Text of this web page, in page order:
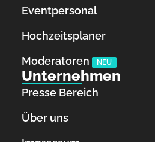
Eventpersonal
Hochzeitsplaner
Moderatoren
NEU
Unternehmen
Presse Bereich
Über uns